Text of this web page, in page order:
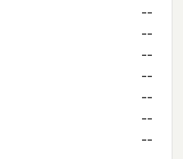
--
--
--
--
--
--
--